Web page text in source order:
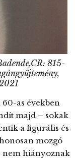
815-
as években
majd – sokak
a figurális és
mozgó
nem hiányoznak